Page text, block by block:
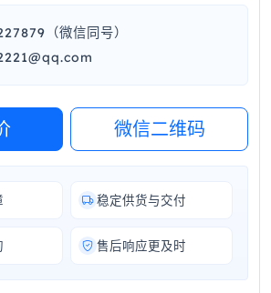
（微信同号）
微信二维码
稳定供货与交付
售后响应更及时